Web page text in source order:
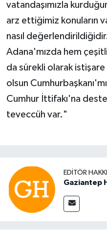
vatandaşımızla
arz ettiğimiz konuların
nasıl
Adana'mızda hem
da sürekli olarak
olsun
Cumhur İttifakı'na
teveccüh var."
EDITÖR
Gaziantep